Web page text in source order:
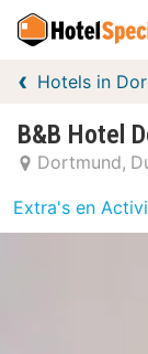
Hotels in
B&B Hotel
Dortmund
Extra's en